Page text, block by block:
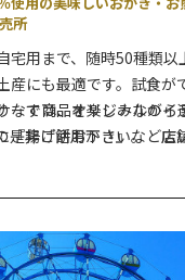
所
宅用まで、随時50種類以
産にも最適です。試食が
なす商品を楽しみながら
『揚げ餅おかき』など店
ーでは、オリジナルのイ
是非ご活用下さい。 広